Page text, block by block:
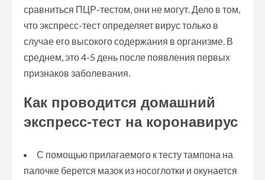
сравниться ПЦР-тестом, они не могут. Дело в том,
что экспресс-тест определяет вирус только в
случае его высокого содержания в организме. В
среднем, это 4-5 день после появления первых
признаков заболевания.
Как проводится домашний
экспресс-тест на коронавирус
С помощью прилагаемого к тесту тампона на
палочке берется мазок из носоглотки и окунается